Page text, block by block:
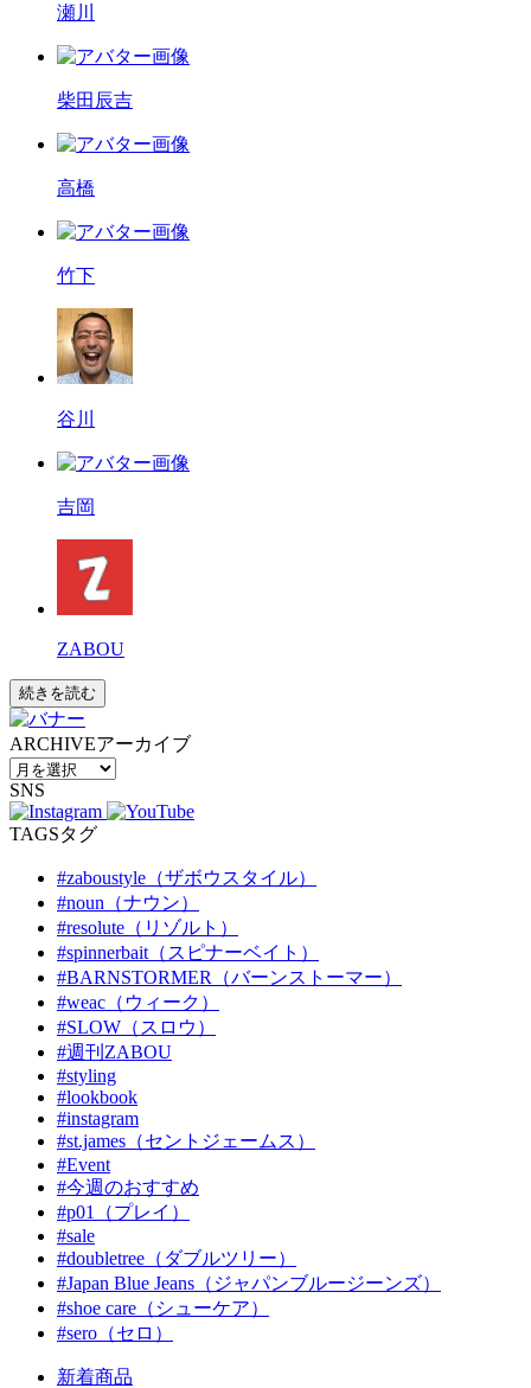
瀬川
柴田辰吉
高橋
竹下
谷川
吉岡
ZABOU
続きを読む
ARCHIVEアーカイブ
SNS
TAGSタグ
#zaboustyle（ザボウスタイル）
#noun（ナウン）
#resolute（リゾルト）
#spinnerbait（スピナーベイト）
#BARNSTORMER（バーンストーマー）
#weac（ウィーク）
#SLOW（スロウ）
#週刊ZABOU
#styling
#lookbook
#instagram
#st.james（セントジェームス）
#Event
#今週のおすすめ
#p01（プレイ）
#sale
#doubletree（ダブルツリー）
#Japan Blue Jeans（ジャパンブルージーンズ）
#shoe care（シューケア）
#sero（セロ）
新着商品